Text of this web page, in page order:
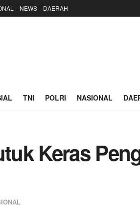
NEWS DAERAH
TNI POLRI NASIONAL
Keras